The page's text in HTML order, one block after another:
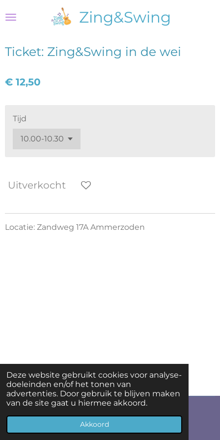
Deze website gebruikt cookies voor analyse-
doeleinden en/of het tonen van
advertenties. Door gebruik te blijven maken
van de site gaat u hiermee akkoord.
Akkoord
direct
de
hoofdinhoud
Zing&Swing
Ticket: Zing&Swing in de wei
€ 12,50
Tijd
Uitverkocht
Locatie: Zandweg 17A Ammerzoden
JouwWeb